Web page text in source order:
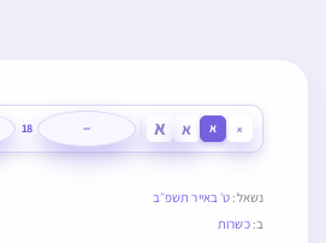
א א א א −
18
נשאל: ט׳ באייר תשפ״ב
ב:כשרות